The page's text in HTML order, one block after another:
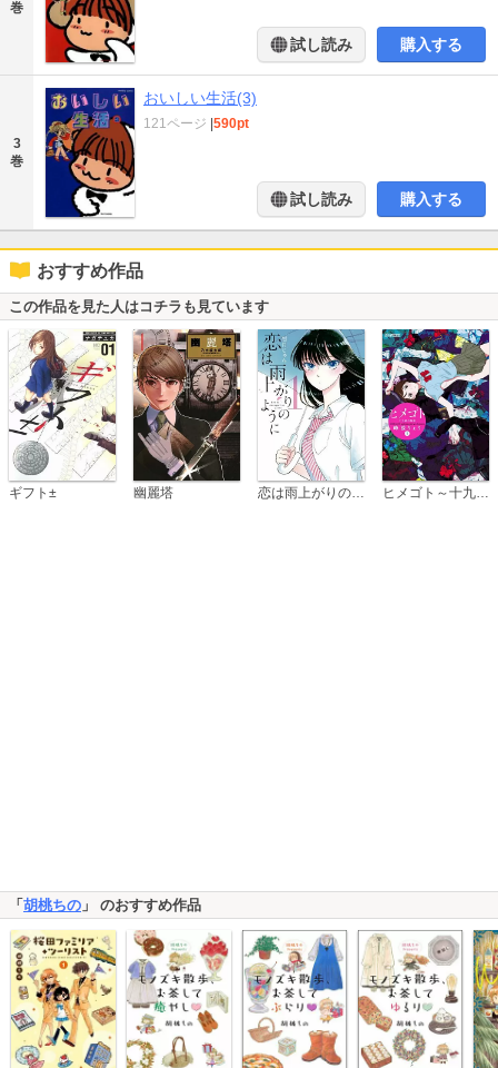
巻
試し読み 購入する
3
巻
おいしい生活(3)
121ページ |590pt
試し読み 購入する
おすすめ作品
この作品を見た人はコチラも見ています
ギフト± 幽麗塔 ヒメゴト～十九歳の制服～
「 胡桃ちの 」 のおすすめ作品